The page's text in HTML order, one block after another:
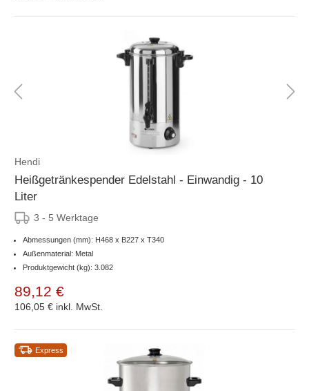
Hendi
Heißgetränkespender Edelstahl - Einwandig - 10
Liter
3 - 5 Werktage
Abmessungen (mm): H468 x B227 x T340
Außenmaterial: Metal
Produktgewicht (kg): 3.082
89,12 €
106,05 € inkl. MwSt.
Express